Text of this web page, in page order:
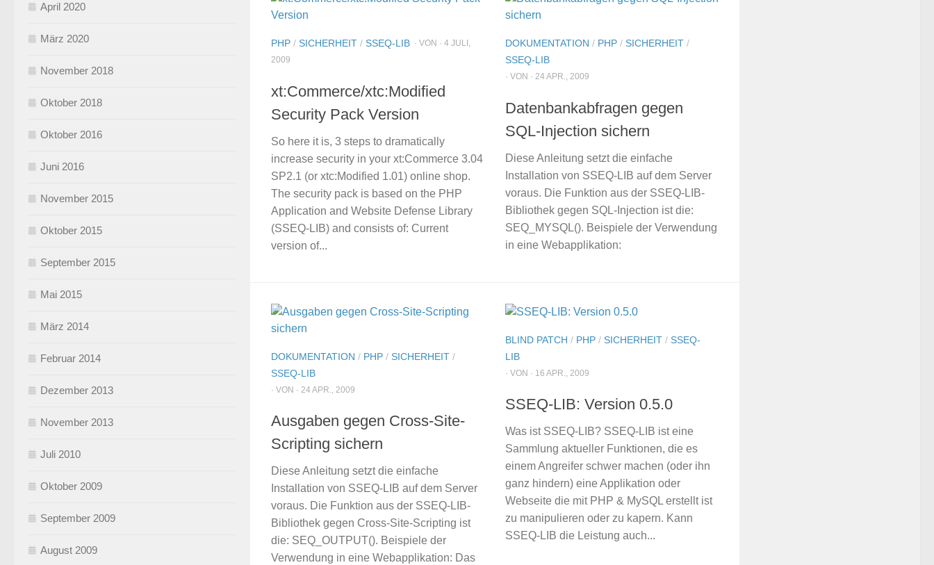
PHP / SICHERHEIT / SSEQ-LIB · VON · 4 JULI,
2009
xt:Commerce/xtc:Modified
Security Pack Version
So here it is, 3 steps to dramatically
increase security in your xt:Commerce 3.04
SP2.1 (or xtc:Modified 1.01) online shop.
The security pack is based on the PHP
Application and Website Defense Library
(SSEQ-LIB) and consists of: Current
version of...
DOKUMENTATION / PHP / SICHERHEIT /
SSEQ-LIB
· VON · 24 APR., 2009
Datenbankabfragen gegen
SQL-Injection sichern
Diese Anleitung setzt die einfache
Installation von SSEQ-LIB auf dem Server
voraus. Die Funktion aus der SSEQ-LIB-
Bibliothek gegen SQL-Injection ist die:
SEQ_MYSQL(). Beispiele der Verwendung
in eine Webapplikation:
DOKUMENTATION / PHP / SICHERHEIT /
SSEQ-LIB
· VON · 24 APR., 2009
Ausgaben gegen Cross-Site-
Scripting sichern
Diese Anleitung setzt die einfache
Installation von SSEQ-LIB auf dem Server
voraus. Die Funktion aus der SSEQ-LIB-
Bibliothek gegen Cross-Site-Scripting ist
die: SEQ_OUTPUT(). Beispiele der
Verwendung in eine Webapplikation: Das
BLIND PATCH / PHP / SICHERHEIT / SSEQ-
LIB
· VON · 16 APR., 2009
SSEQ-LIB: Version 0.5.0
Was ist SSEQ-LIB? SSEQ-LIB ist eine
Sammlung aktueller Funktionen, die es
einem Angreifer schwer machen (oder ihn
ganz hindern) eine Applikation oder
Webseite die mit PHP & MySQL erstellt ist
zu manipulieren oder zu kapern. Kann
SSEQ-LIB die Leistung auch...
April 2020
März 2020
November 2018
Oktober 2018
Oktober 2016
Juni 2016
November 2015
Oktober 2015
September 2015
Mai 2015
März 2014
Februar 2014
Dezember 2013
November 2013
Juli 2010
Oktober 2009
September 2009
August 2009